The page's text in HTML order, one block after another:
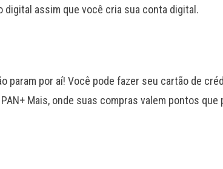
digital assim que você cria sua conta digital.
param por aí! Você pode fazer seu cartão de
Mais, onde suas compras valem pontos que